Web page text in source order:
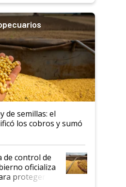
de semillas: el
los cobros y sumó
de control de
oficializa
proteger la